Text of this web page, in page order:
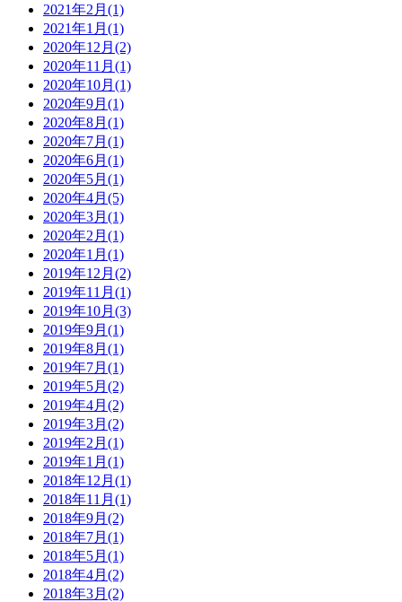
2021年2月(1)
2021年1月(1)
2020年12月(2)
2020年11月(1)
2020年10月(1)
2020年9月(1)
2020年8月(1)
2020年7月(1)
2020年6月(1)
2020年5月(1)
2020年4月(5)
2020年3月(1)
2020年2月(1)
2020年1月(1)
2019年12月(2)
2019年11月(1)
2019年10月(3)
2019年9月(1)
2019年8月(1)
2019年7月(1)
2019年5月(2)
2019年4月(2)
2019年3月(2)
2019年2月(1)
2019年1月(1)
2018年12月(1)
2018年11月(1)
2018年9月(2)
2018年7月(1)
2018年5月(1)
2018年4月(2)
2018年3月(2)